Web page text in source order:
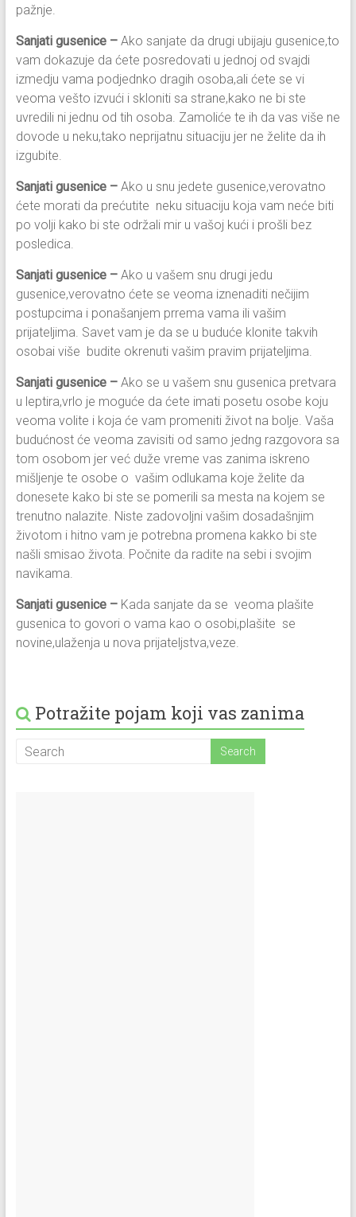
pažnje.
Sanjati gusenice –Ako sanjate da drugi ubijaju gusenice,to
vam dokazuje da ćete posredovati u jednoj od svajdi
izmedju vama podjednko dragih osoba,ali ćete se vi
veoma vešto izvući i skloniti sa strane,kako ne bi ste
uvredili ni jednu od tih osoba. Zamoliće te ih da vas više ne
dovode u neku,tako neprijatnu situaciju jer ne želite da ih
izgubite.
Sanjati gusenice –Ako u snu jedete gusenice,verovatno
ćete morati da prećutite neku situaciju koja vam neće biti
po volji kako bi ste održali mir u vašoj kući i prošli bez
posledica.
Sanjati gusenice –Ako u vašem snu drugi jedu
gusenice,verovatno ćete se veoma iznenaditi nečijim
postupcima i ponašanjem prrema vama ili vašim
prijateljima. Savet vam je da se u buduće klonite takvih
osobai više budite okrenuti vašim pravim prijateljima.
Sanjati gusenice –Ako se u vašem snu gusenica pretvara
u leptira,vrlo je moguće da ćete imati posetu osobe koju
veoma volite i koja će vam promeniti život na bolje. Vaša
budućnost će veoma zavisiti od samo jedng razgovora sa
tom osobom jer već duže vreme vas zanima iskreno
mišljenje te osobe o vašim odlukama koje želite da
donesete kako bi ste se pomerili sa mesta na kojem se
trenutno nalazite. Niste zadovoljni vašim dosadašnjim
životom i hitno vam je potrebna promena kakko bi ste
našli smisao života. Počnite da radite na sebi i svojim
navikama.
Sanjati gusenice –Kada sanjate da se veoma plašite
gusenica to govori o vama kao o osobi,plašite se
novine,ulaženja u nova prijateljstva,veze.
Potražite pojam koji vas zanima